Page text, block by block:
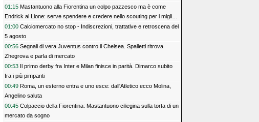
01:15 Mastantuono alla Fiorentina un colpo pazzesco ma è come
Endrick al Lione: serve spendere e credere nello scouting per i migliori
talenti. Giovani italiani: attenzione perché qualcosa sta cambiando
davvero
01:00 Calciomercato no stop - Indiscrezioni, trattative e retroscena del
5 agosto
00:56 Segnali di vera Juventus contro il Chelsea. Spalletti ritrova
Zhegrova e parla di mercato
00:53 Il primo derby fra Inter e Milan finisce in parità. Dimarco subito
fra i più pimpanti
00:49 Roma, un esterno entra e uno esce: dall'Atletico ecco Molina,
Angelino saluta
00:45 Colpaccio della Fiorentina: Mastantuono ciliegina sulla torta di un
mercato da sogno